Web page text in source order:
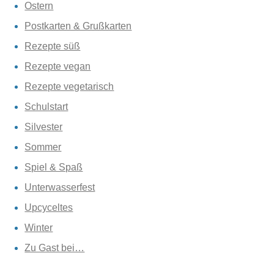
Ostern
Postkarten & Grußkarten
Rezepte süß
Rezepte vegan
Rezepte vegetarisch
Schulstart
Silvester
Sommer
Spiel & Spaß
Unterwasserfest
Upcyceltes
Winter
Zu Gast bei…